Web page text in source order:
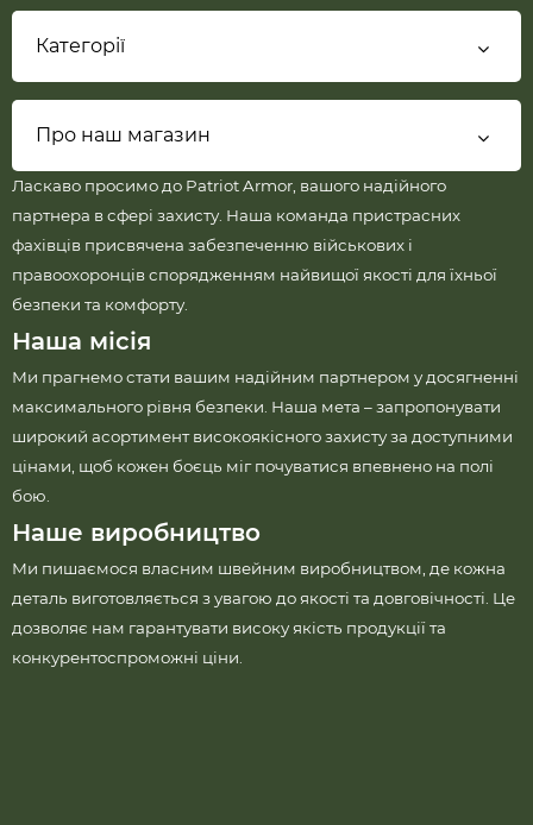
Категорії
Про наш магазин
Ласкаво просимо до Patriot Armor, вашого надійного
партнера в сфері захисту. Наша команда пристрасних
фахівців присвячена забезпеченню військових і
правоохоронців спорядженням найвищої якості для їхньої
безпеки та комфорту.
Наша місія
Ми прагнемо стати вашим надійним партнером у досягненні
максимального рівня безпеки. Наша мета – запропонувати
широкий асортимент високоякісного захисту за доступними
цінами, щоб кожен боєць міг почуватися впевнено на полі
бою.
Наше виробництво
Ми пишаємося власним швейним виробництвом, де кожна
деталь виготовляється з увагою до якості та довговічності. Це
дозволяє нам гарантувати високу якість продукції та
конкурентоспроможні ціни.